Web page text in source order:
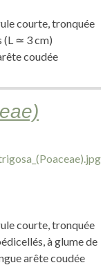
courte, tronquée
(L ≃ 3 cm)
coudée
courte, tronquée
à glume de
arête coudée